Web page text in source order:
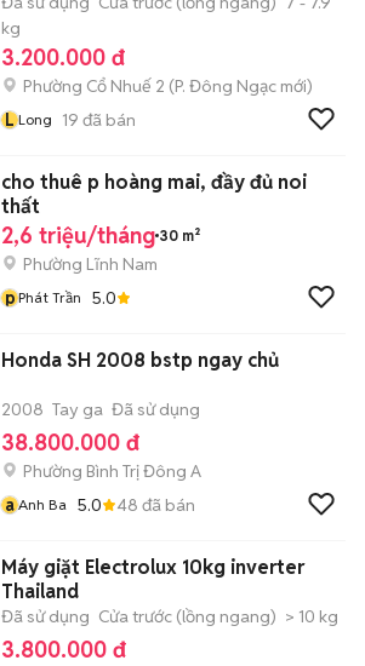
kg
3.200.000 đ
Phường Cổ Nhuế 2 (P. Đông Ngạc mới)
L Long 19 đã bán
cho thuê p hoàng mai, đầy đủ noi
thất
2,6 triệu/tháng 30 m²
Phường Lĩnh Nam
pPhát Trần 5.0
Honda SH 2008 bstp ngay chủ
2008 Tay ga Đã sử dụng
38.800.000 đ
Phường Bình Trị Đông A
a Anh Ba 5.0 48 đã bán
Máy giặt Electrolux 10kg inverter
Thailand
Đã sử dụng Cửa trước (lồng ngang) > 10 kg
3.800.000 đ